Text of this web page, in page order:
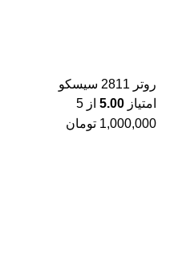
روتر 2811 سیسکو
امتیاز 5.00 از 5
1,000,000 تومان